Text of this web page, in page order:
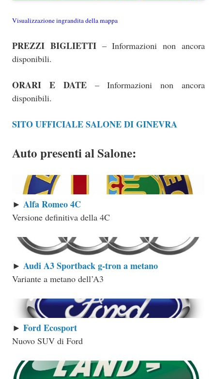
Visualizzazione ingrandita della mappa
PREZZI BIGLIETTI– Informazioni non ancora
disponibili.
ORARI E DATE– Informazioni non ancora
disponibili.
SITO UFFICIALE SALONE DI GINEVRA
Auto presenti al Salone:
► Alfa Romeo 4C
Versione definitiva della 4C
► Audi A3 Sportback g-tron a metano
Variante a metano dell’A3
► Ford Ecosport
Nuovo SUV di Ford